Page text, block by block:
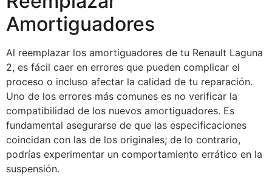
Amortiguadores
Al reemplazar los amortiguadores de tu Renault Laguna
2, es fácil caer en errores que pueden complicar el
proceso o incluso afectar la calidad de tu reparación.
Uno de los errores más comunes es no verificar la
compatibilidad de los nuevos amortiguadores. Es
fundamental asegurarse de que las especificaciones
coincidan con las de los originales; de lo contrario,
podrías experimentar un comportamiento errático en la
suspensión.